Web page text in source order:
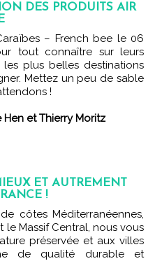
DES PRODUITS AIR
tout connaître sur leurs
plus belles destinations
Mettez un peu de sable
!
et Thierry Moritz
ET AUTREMENT
!
le Massif Central, nous vous
préservée et aux villes
de qualité durable et